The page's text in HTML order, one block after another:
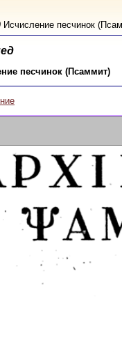
Исчисление песчинок
песчинок (Псаммит)